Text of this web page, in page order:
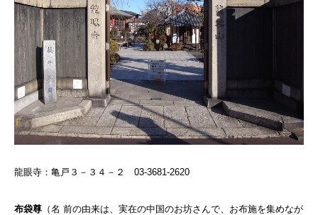
龍眼寺：亀戸３－３４－２ 03-3681-2620
布袋尊 （名 前の由来は、実在の中国のお坊さんで、お布施を集めなが